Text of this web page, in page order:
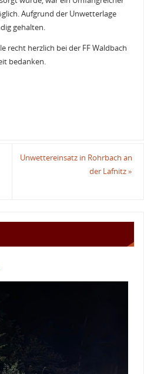
Aufgrund der Unwetterlage
gehalten.
recht herzlich bei der FF Waldbach
bedanken.
Unwettereinsatz in Rohrbach an
der Lafnitz»